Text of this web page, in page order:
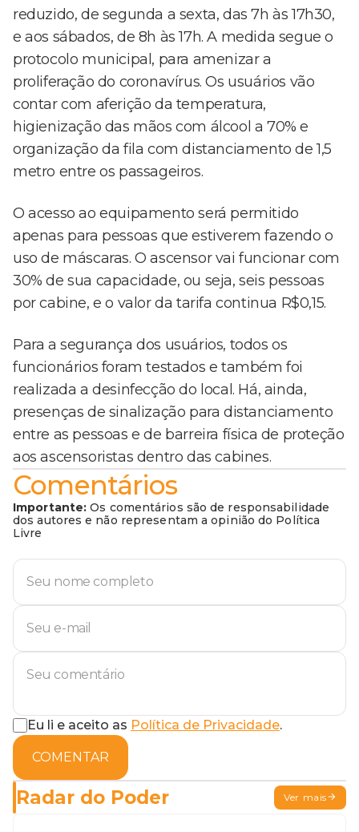
reduzido, de segunda a sexta, das 7h às 17h30,
e aos sábados, de 8h às 17h. A medida segue o
protocolo municipal, para amenizar a
proliferação do coronavírus. Os usuários vão
contar com aferição da temperatura,
higienização das mãos com álcool a 70% e
organização da fila com distanciamento de 1,5
metro entre os passageiros.
O acesso ao equipamento será permitido
apenas para pessoas que estiverem fazendo o
uso de máscaras. O ascensor vai funcionar com
30% de sua capacidade, ou seja, seis pessoas
por cabine, e o valor da tarifa continua R$0,15.
Para a segurança dos usuários, todos os
funcionários foram testados e também foi
realizada a desinfecção do local. Há, ainda,
presenças de sinalização para distanciamento
entre as pessoas e de barreira física de proteção
aos ascensoristas dentro das cabines.
Comentários
Importante: Os comentários são de responsabilidade
dos autores e não representam a opinião do Política
Livre
Eu li e aceito as Política de Privacidade.
COMENTAR
Radar do Poder Ver mais